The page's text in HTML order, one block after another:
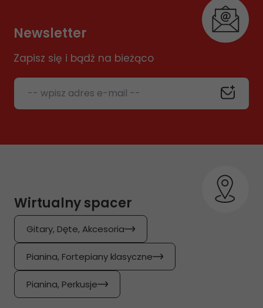
Newsletter
Zapisz się i bądź na bieżąco
-- wpisz adres e-mail --
Wirtualny spacer
Gitary, Dęte, Akcesoria
Pianina, Fortepiany klasyczne
Pianina, Perkusje